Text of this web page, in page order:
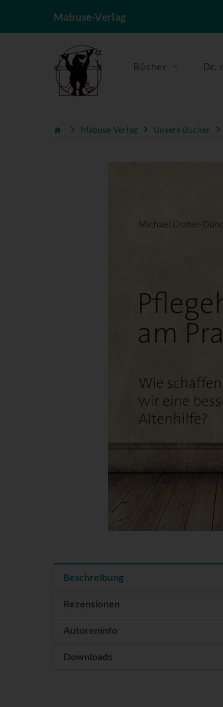
Mabuse-Verlag
Bücher Dr.
Mabuse-Verlag Unsere Bücher
Beschreibung
Rezensionen
Autoreninfo
Downloads